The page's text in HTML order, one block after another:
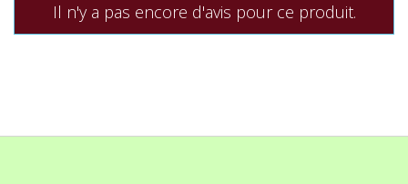
Il n'y a pas encore d'avis pour ce produit.